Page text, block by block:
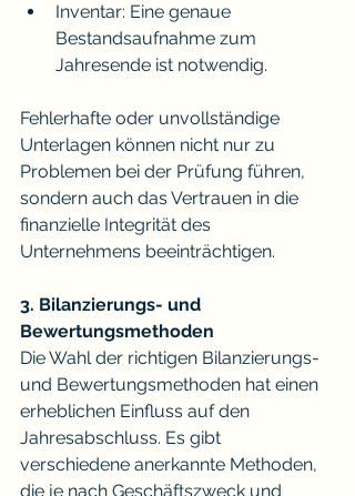
Inventar: Eine genaue
Bestandsaufnahme zum
Jahresende ist notwendig.
Fehlerhafte oder unvollständige
Unterlagen können nicht nur zu
Problemen bei der Prüfung führen,
sondern auch das Vertrauen in die
finanzielle Integrität des
Unternehmens beeinträchtigen.
3. Bilanzierungs- und
Bewertungsmethoden
Die Wahl der richtigen Bilanzierungs-
und Bewertungsmethoden hat einen
erheblichen Einfluss auf den
Jahresabschluss. Es gibt
verschiedene anerkannte Methoden,
die je nach Geschäftszweck und